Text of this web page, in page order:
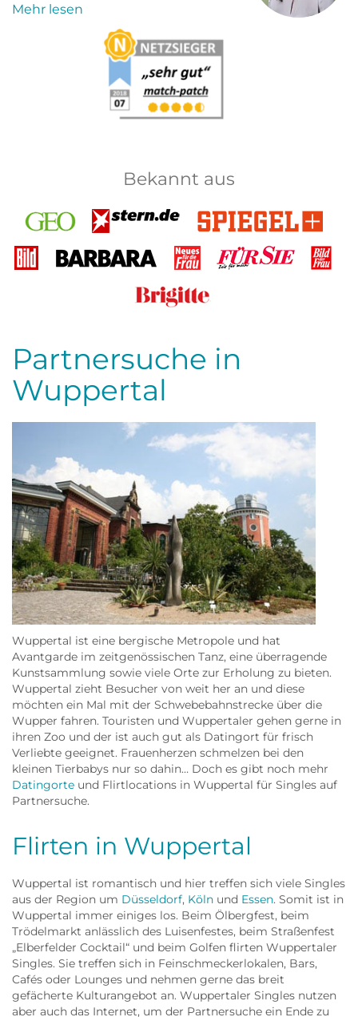
Mehr lesen
Bekannt aus
GEO Stern Spiegel+
Bild Barbara
Neues
für
die
Frau
Für Sie
Bild
der
Brigitte
Partnersuche in
Wuppertal
Wuppertal ist eine bergische Metropole und hat
Avantgarde im zeitgenössischen Tanz, eine überragende
Kunstsammlung sowie viele Orte zur Erholung zu bieten.
Wuppertal zieht Besucher von weit her an und diese
möchten ein Mal mit der Schwebebahnstrecke über die
Wupper fahren. Touristen und Wuppertaler gehen gerne in
ihren Zoo und der ist auch gut als Datingort für frisch
Verliebte geeignet. Frauenherzen schmelzen bei den
kleinen Tierbabys nur so dahin… Doch es gibt noch mehr
Datingorte und Flirtlocations in Wuppertal für Singles auf
Partnersuche.
Flirten in Wuppertal
Wuppertal ist romantisch und hier treffen sich viele Singles
aus der Region um Düsseldorf, Köln und Essen. Somit ist in
Wuppertal immer einiges los. Beim Ölbergfest, beim
Trödelmarkt anlässlich des Luisenfestes, beim Straßenfest
„Elberfelder Cocktail“ und beim Golfen flirten Wuppertaler
Singles. Sie treffen sich in Feinschmeckerlokalen, Bars,
Cafés oder Lounges und nehmen gerne das breit
gefächerte Kulturangebot an. Wuppertaler Singles nutzen
aber auch das Internet, um der Partnersuche ein Ende zu